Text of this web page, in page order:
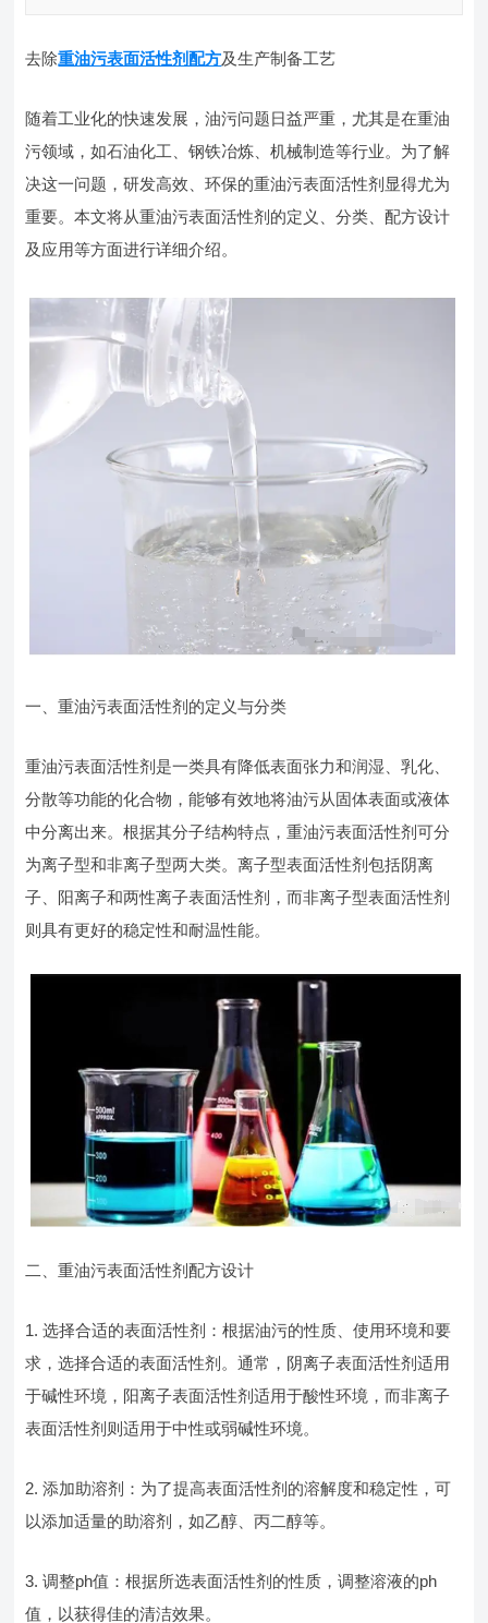
去除重油污表面活性剂配方及生产制备工艺
随着工业化的快速发展，油污问题日益严重，尤其是在重油
污领域，如石油化工、钢铁冶炼、机械制造等行业。为了解
决这一问题，研发高效、环保的重油污表面活性剂显得尤为
重要。本文将从重油污表面活性剂的定义、分类、配方设计
及应用等方面进行详细介绍。
一、重油污表面活性剂的定义与分类
重油污表面活性剂是一类具有降低表面张力和润湿、乳化、
分散等功能的化合物，能够有效地将油污从固体表面或液体
中分离出来。根据其分子结构特点，重油污表面活性剂可分
为离子型和非离子型两大类。离子型表面活性剂包括阴离
子、阳离子和两性离子表面活性剂，而非离子型表面活性剂
则具有更好的稳定性和耐温性能。
二、重油污表面活性剂配方设计
1. 选择合适的表面活性剂：根据油污的性质、使用环境和要
求，选择合适的表面活性剂。通常，阴离子表面活性剂适用
于碱性环境，阳离子表面活性剂适用于酸性环境，而非离子
表面活性剂则适用于中性或弱碱性环境。
2. 添加助溶剂：为了提高表面活性剂的溶解度和稳定性，可
以添加适量的助溶剂，如乙醇、丙二醇等。
3. 调整ph值：根据所选表面活性剂的性质，调整溶液的ph
值，以获得佳的清洁效果。